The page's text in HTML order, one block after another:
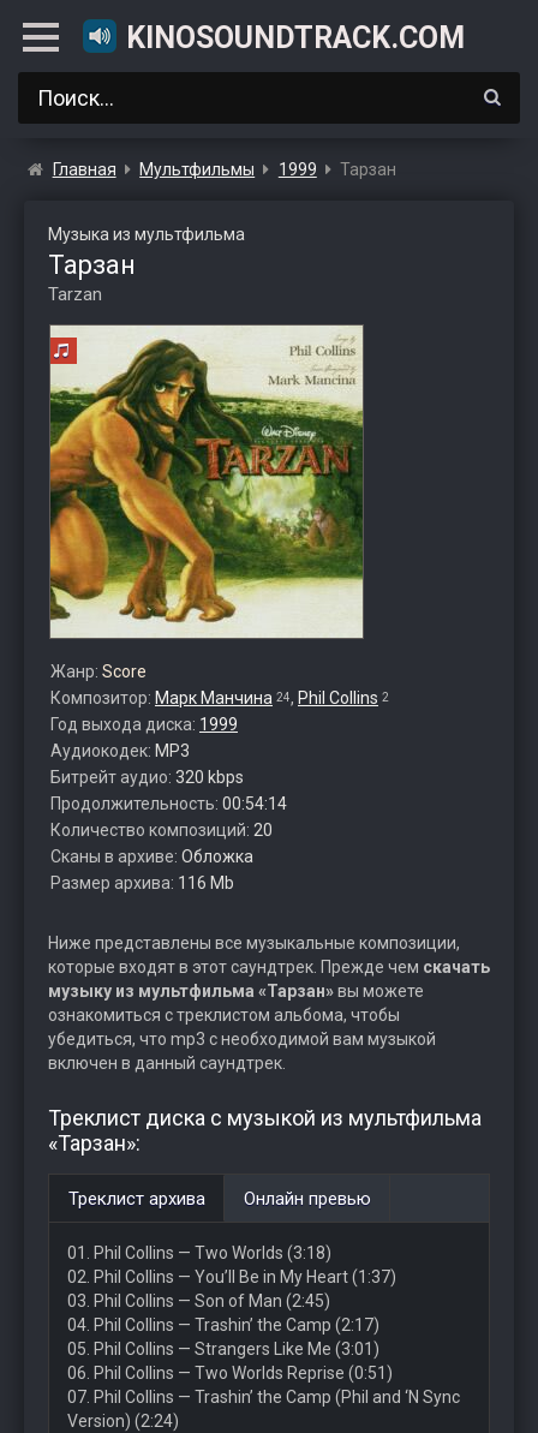
KINOSOUNDTRACK.COM
Главная Мультфильмы 1999 Тарзан
Музыка из мультфильма
Тарзан
Tarzan
Жанр: Score
Композитор: Марк Манчина 24, Phil Collins 2
Год выхода диска: 1999
Аудиокодек: MP3
Битрейт аудио: 320 kbps
Продолжительность: 00:54:14
Количество композиций: 20
Сканы в архиве: Обложка
Размер архива: 116 Mb
Ниже представлены все музыкальные композиции,
которые входят в этот саундтрек. Прежде чем скачать
музыку из мультфильма «Тарзан»вы можете
ознакомиться с треклистом альбома, чтобы
убедиться, что mp3 с необходимой вам музыкой
включен в данный саундтрек.
Треклист диска с музыкой из мультфильма
«Тарзан»:
Треклист архива Онлайн превью
01. Phil Collins — Two Worlds (3:18)
02. Phil Collins — You’ll Be in My Heart (1:37)
03. Phil Collins — Son of Man (2:45)
04. Phil Collins — Trashin’ the Camp (2:17)
05. Phil Collins — Strangers Like Me (3:01)
06. Phil Collins — Two Worlds Reprise (0:51)
07. Phil Collins — Trashin’ the Camp (Phil and ‘N Sync
Version) (2:24)